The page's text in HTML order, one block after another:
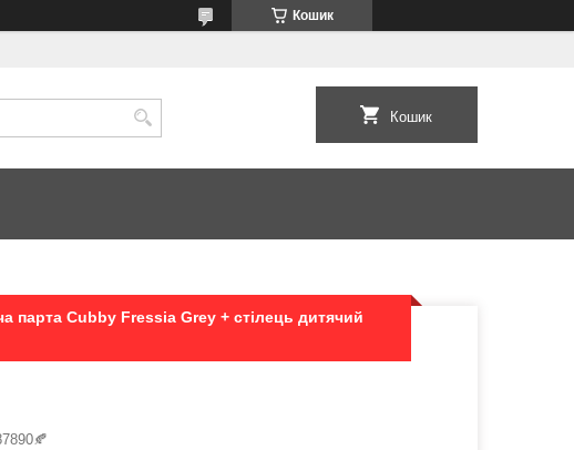
Кошик
Кошик
парта Cubby Fressia Grey + стілець дитячий